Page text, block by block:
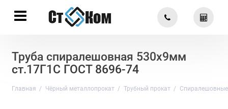
Труба спиралешовная 530х9мм
ст.17Г1С ГОСТ 8696-74
Главная Чёрный металлопрокат Трубный прокат